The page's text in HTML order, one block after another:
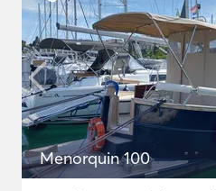
Menorquin 100